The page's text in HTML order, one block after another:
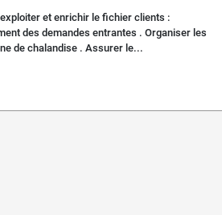
et enrichir le fichier clients :
des demandes entrantes . Organiser les
de chalandise . Assurer le...